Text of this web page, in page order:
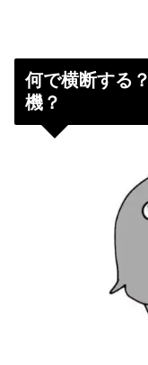
何で横断する
機？